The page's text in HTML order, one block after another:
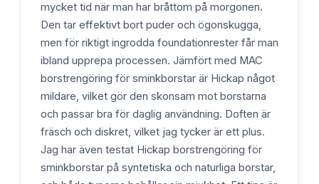
mycket tid när man har bråttom på morgonen.
Den tar effektivt bort puder och ögonskugga,
men för riktigt ingrodda foundationrester får man
ibland upprepa processen. Jämfört med MAC
borstrengöring för sminkborstar är Hickap något
mildare, vilket gör den skonsam mot borstarna
och passar bra för daglig användning. Doften är
fräsch och diskret, vilket jag tycker är ett plus.
Jag har även testat Hickap borstrengöring för
sminkborstar på syntetiska och naturliga borstar,